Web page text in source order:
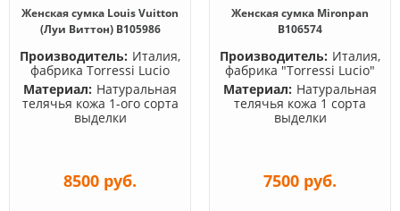
Женская сумка Louis Vuitton
(Луи Виттон) B105986
Производитель: Италия,
фабрика Torressi Lucio
Материал: Натуральная
телячья кожа 1-ого сорта
выделки
8500 руб.
Женская сумка Mironpan
B106574
Производитель: Италия,
фабрика "Torressi Lucio"
Материал: Натуральная
телячья кожа 1 сорта
выделки
7500 руб.